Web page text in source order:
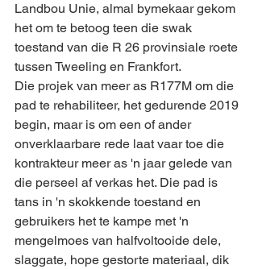
Landbou Unie, almal bymekaar gekom
het om te betoog teen die swak
toestand van die R 26 provinsiale roete
tussen Tweeling en Frankfort.
Die projek van meer as R177M om die
pad te rehabiliteer, het gedurende 2019
begin, maar is om een of ander
onverklaarbare rede laat vaar toe die
kontrakteur meer as 'n jaar gelede van
die perseel af verkas het. Die pad is
tans in 'n skokkende toestand en
gebruikers het te kampe met 'n
mengelmoes van halfvoltooide dele,
slaggate, hope gestorte materiaal, dik